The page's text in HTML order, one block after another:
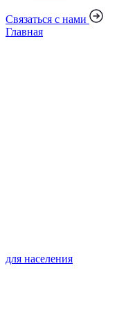
Связаться с нами
Главная
для населения